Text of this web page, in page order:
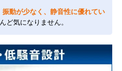
振動が少なく、静音性に優れてい
ど気になりません。